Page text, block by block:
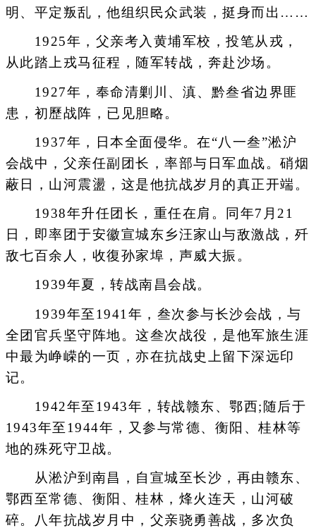
明、平定叛乱，他组织民众武装，挺身而出……
1925年，父亲考入黄埔军校，投笔从戎，
从此踏上戎马征程，随军转战，奔赴沙场。
1927年，奉命清剿川、滇、黔叁省边界匪
患，初歷战阵，已见胆略。
1937年，日本全面侵华。在“八一叁”淞沪
会战中，父亲任副团长，率部与日军血战。硝烟
蔽日，山河震盪，这是他抗战岁月的真正开端。
1938年升任团长，重任在肩。同年7月21
日，即率团于安徽宣城东乡汪家山与敌激战，歼
敌七百余人，收復孙家埠，声威大振。
1939年夏，转战南昌会战。
1939年至1941年，叁次参与长沙会战，与
全团官兵坚守阵地。这叁次战役，是他军旅生涯
中最为峥嵘的一页，亦在抗战史上留下深远印
记。
1942年至1943年，转战赣东、鄂西;随后于
1943年至1944年，又参与常德、衡阳、桂林等
地的殊死守卫战。
从淞沪到南昌，自宣城至长沙，再由赣东、
鄂西至常德、衡阳、桂林，烽火连天，山河破
碎。八年抗战岁月中，父亲骁勇善战，多次负